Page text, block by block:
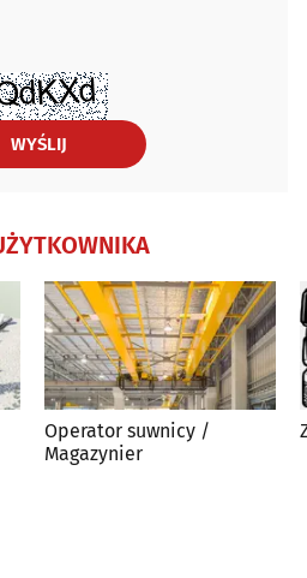
WYŚLIJ
Operator suwnicy /
Magazynier